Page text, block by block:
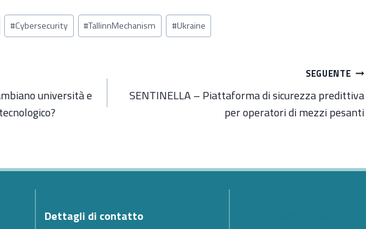
#Cybersecurity #TallinnMechanism #Ukraine
università e
SEGUENTE
SENTINELLA – Piattaforma di sicurezza predittiva
per operatori di mezzi pesanti
Dettagli di contatto